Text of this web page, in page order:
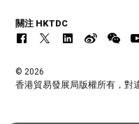
關注 HKTDC
© 2026
香港貿易發展局版權所有，對